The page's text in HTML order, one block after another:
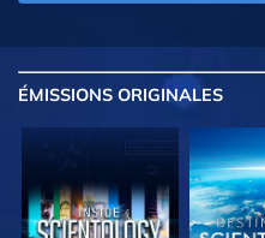
ÉMISSIONS ORIGINALES